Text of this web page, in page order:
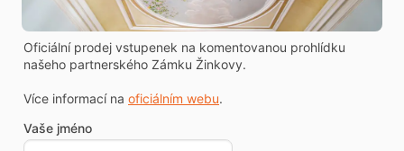
Oficiální prodej vstupenek na komentovanou prohlídku
našeho partnerského Zámku Žinkovy.
Více informací na oficiálním webu.
Vaše jméno